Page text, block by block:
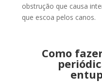
obstrução que causa
que escoa pelos canos.
Como